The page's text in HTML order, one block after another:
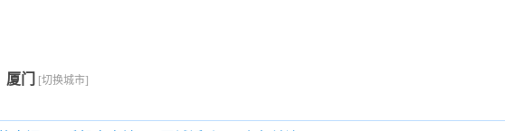
厦门 [切换城市]